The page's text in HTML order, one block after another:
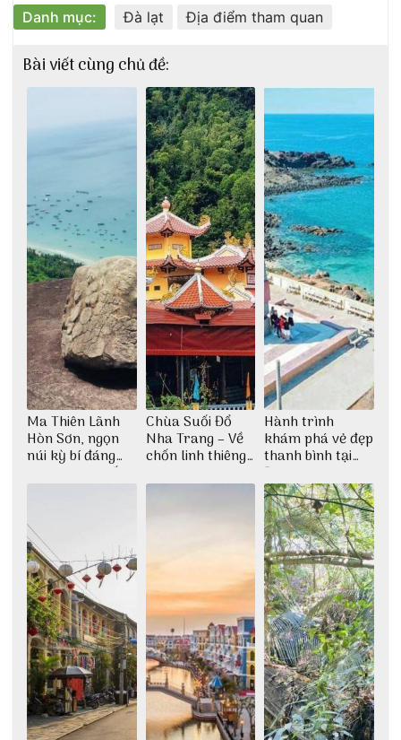
Danh mục: Đà lạt Địa điểm tham quan
Bài viết cùng chủ đề:
Ma Thiên Lãnh
Hòn Sơn, ngọn
núi kỳ bí đáng
khám phá nhất
Chùa Suối Đổ
Nha Trang – Về
chốn linh thiêng
thiền định
Hành trình
khám phá vẻ đẹp
thanh bình tại
Đảo Phú Quý